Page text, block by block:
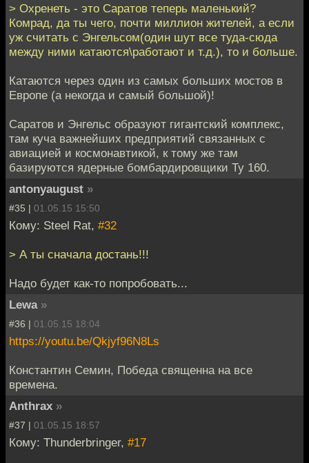
> Охренеть - это Саратов теперь маленький?
Комрад, да ты чего, почти миллион жителей, а если
уж считать с Энгельсом(один шут все туда-сюда
между ними катаются\работают и т.д.), то и больше.
Катаются через один из самых больших мостов в
Европе (а некогда и самый большой)!
Саратов и Энгельс образуют гигантский комплекс,
там куча важнейших предприятий связанных с
авиацией и космонавтикой, к тому же там
базируются ядерные бомбардировщики Ту 160.
antonyaugust »
#35 | 01.05.15 15:50
Кому: Steel Rat, #32
> А ты сначала достань!!!
Надо будет как-то попробовать...
Lewa »
#36 | 01.05.15 18:04
https://youtu.be/Qkjyf96N8Ls
Константин Семин, Победа священна на все
времена.
Anthrax »
#37 | 01.05.15 18:57
Кому: Thunderbringer, #17